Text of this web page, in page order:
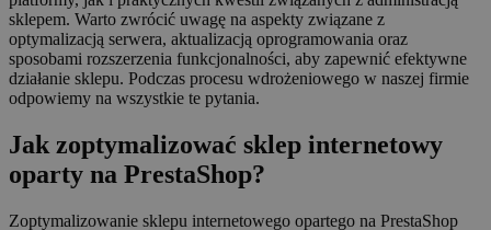
sklepem. Warto zwrócić uwagę na aspekty związane z
optymalizacją serwera, aktualizacją oprogramowania oraz
sposobami rozszerzenia funkcjonalności, aby zapewnić efektywne
działanie sklepu. Podczas procesu wdrożeniowego w naszej firmie
odpowiemy na wszystkie te pytania.
Jak zoptymalizować sklep internetowy
oparty na PrestaShop?
Zoptymalizowanie sklepu internetowego opartego na PrestaShop